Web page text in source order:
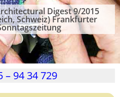
Digest 9/2015
Schweiz) Frankfurter
– 94 34 729